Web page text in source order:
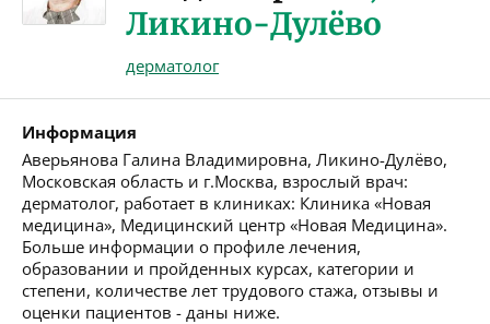
Ликино-Дулёво
дерматолог
Информация
Аверьянова Галина Владимировна, Ликино-Дулёво,
Московская область и г.Москва, взрослый врач:
дерматолог, работает в клиниках: Клиника «Новая
медицина», Медицинский центр «Новая Медицина».
Больше информации о профиле лечения,
образовании и пройденных курсах, категории и
степени, количестве лет трудового стажа, отзывы и
оценки пациентов - даны ниже.